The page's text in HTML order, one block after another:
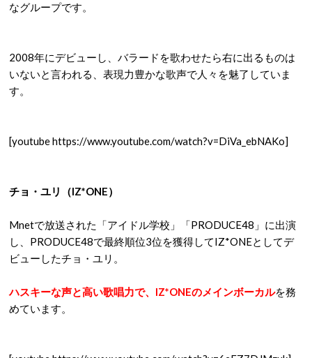
なグループです。
2008年にデビューし、バラードを歌わせたら右に出るものは
いないと言われる、表現力豊かな歌声で人々を魅了していま
す。
[youtube https://www.youtube.com/watch?v=DiVa_ebNAKo]
チョ・ユリ（IZ*ONE）
Mnetで放送された「アイドル学校」「PRODUCE48」に出演
し、PRODUCE48で最終順位3位を獲得してIZ*ONEとしてデ
ビューしたチョ・ユリ。
ハスキーな声と高い歌唱力で、IZ*ONEのメインボーカルを務
めています。